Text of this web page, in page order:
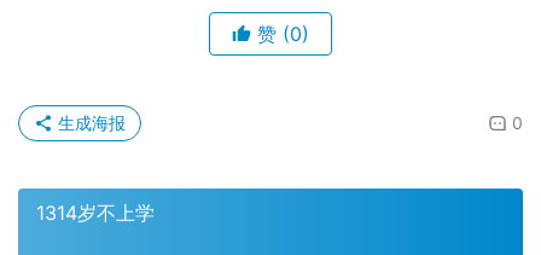
赞 (0)
0
生成海报
1314岁不上学